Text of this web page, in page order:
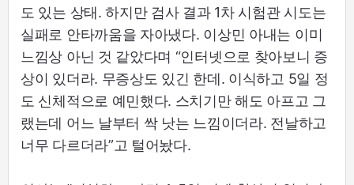
도 있는 상태. 하지만 검사 결과 1차 시험관 시도는
실패로 안타까움을 자아냈다. 이상민 아내는 이미
느낌상 아닌 것 같았다며 “인터넷으로 찾아보니 증
상이 있더라. 무증상도 있긴 한데. 이식하고 5일 정
도 신체적으로 예민했다. 스치기만 해도 아프고 그
랬는데 어느 날부터 싹 낫는 느낌이더라. 전날하고
너무 다르더라”고 털어놨다.